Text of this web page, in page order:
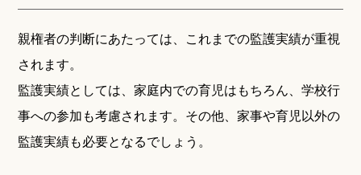
親権者の判断にあたっては、これまでの監護実績が重視
されます。
監護実績としては、家庭内での育児はもちろん、学校行
事への参加も考慮されます。その他、家事や育児以外の
監護実績も必要となるでしょう。